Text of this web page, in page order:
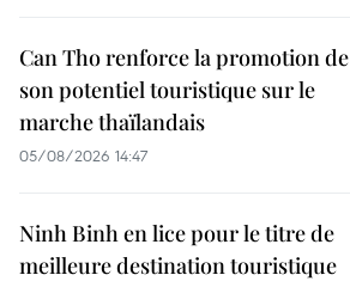
Can Tho renforce la promotion de
son potentiel touristique sur le
marche thaïlandais
05/08/2026 14:47
Ninh Binh en lice pour le titre de
meilleure destination touristique